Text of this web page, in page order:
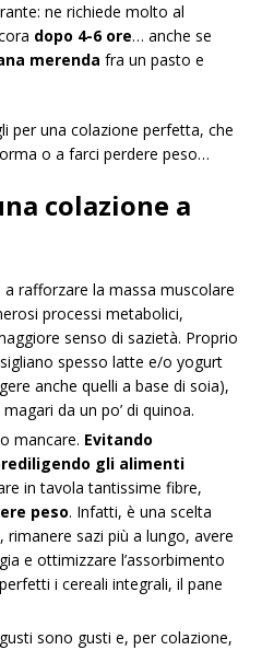
ne richiede molto al
dopo 4-6 ore… anche se
merenda fra un pasto e
per una colazione perfetta, che
o a farci perdere peso…
colazione a
rafforzare la massa muscolare
processi metabolici,
senso di sazietà. Proprio
spesso latte e/o yogurt
anche quelli a base di soia),
da un po’ di quinoa.
mancare. Evitando
gli alimenti
in tavola tantissime fibre,
peso. Infatti, è una scelta
sazi più a lungo, avere
e ottimizzare l’assorbimento
i cereali integrali, il pane
sono gusti e, per colazione,